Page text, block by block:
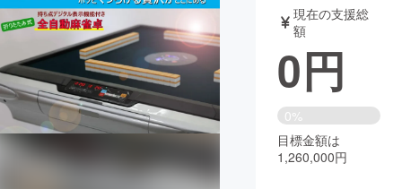
アート・写真 音楽
テクノロジー・ガジェット ゲーム・サ
映像・映画 書籍・雑誌
ビジネス・起業 チャレンジ
現在の支援総
額
0円
0%
目標金額は
1,260,000円